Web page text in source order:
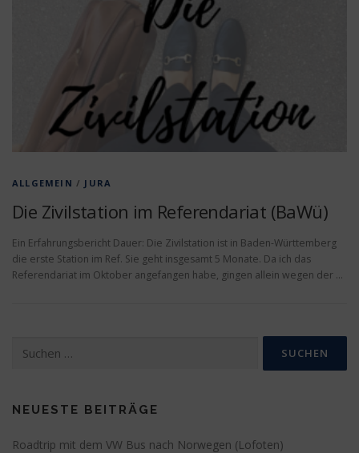
ALLGEMEIN / JURA
Die Zivilstation im Referendariat (BaWü)
Ein Erfahrungsbericht Dauer: Die Zivilstation ist in Baden-Württemberg
die erste Station im Ref. Sie geht insgesamt 5 Monate. Da ich das
Referendariat im Oktober angefangen habe, gingen allein wegen der …
nach:
NEUESTE BEITRÄGE
Roadtrip mit dem VW Bus nach Norwegen (Lofoten)